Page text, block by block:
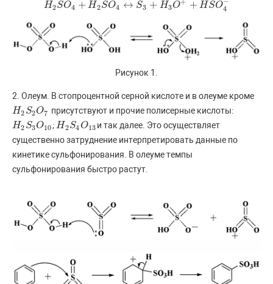
H2SO4 + H2SO4 ↔ S3 + H3O + HSO4
H2SO4+ H2SO4↔S3 +H3 O+ +H SO4−
Рисунок 1.
2. Олеум. В стопроцентной серной кислоте и в олеуме кроме
H2 S2O7
H2S2O7
присутствуют и прочие полисерные кислоты:
H2 S3O10
H2S3O10 ;H2S4O13
H2S4O13 и так далее. Это осуществляет
существенно затруднение интерпретировать данные по
кинетике сульфонирования. В олеуме темпы
сульфонирования быстро растут.